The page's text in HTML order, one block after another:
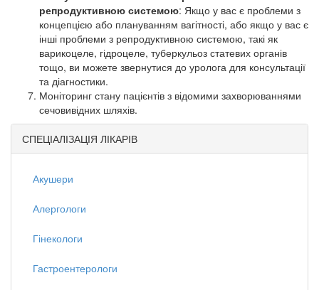
репродуктивною системою: Якщо у вас є проблеми з
концепцією або плануванням вагітності, або якщо у вас є
інші проблеми з репродуктивною системою, такі як
варикоцеле, гідроцеле, туберкульоз статевих органів
тощо, ви можете звернутися до уролога для консультації
та діагностики.
Моніторинг стану пацієнтів з відомими захворюваннями
сечовивідних шляхів.
СПЕЦІАЛІЗАЦІЯ ЛІКАРІВ
Акушери
Алергологи
Гінекологи
Гастроентерологи